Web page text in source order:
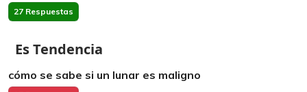
27 Respuestas
Es Tendencia
cómo se sabe si un lunar es maligno